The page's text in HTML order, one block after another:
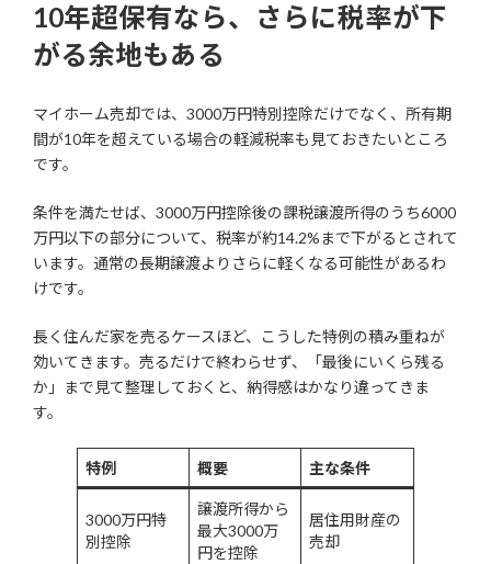
10年超保有なら、さらに税率が下
がる余地もある
マイホーム売却では、3000万円特別控除だけでなく、所有期
間が10年を超えている場合の軽減税率も見ておきたいところ
です。
条件を満たせば、3000万円控除後の課税譲渡所得のうち6000
万円以下の部分について、税率が約14.2%まで下がるとされて
います。通常の長期譲渡よりさらに軽くなる可能性があるわ
けです。
長く住んだ家を売るケースほど、こうした特例の積み重ねが
効いてきます。売るだけで終わらせず、「最後にいくら残る
か」まで見て整理しておくと、納得感はかなり違ってきま
す。
特例 概要 主な条件
3000万円特
別控除
譲渡所得から
最大3000万
円を控除
居住用財産の
売却